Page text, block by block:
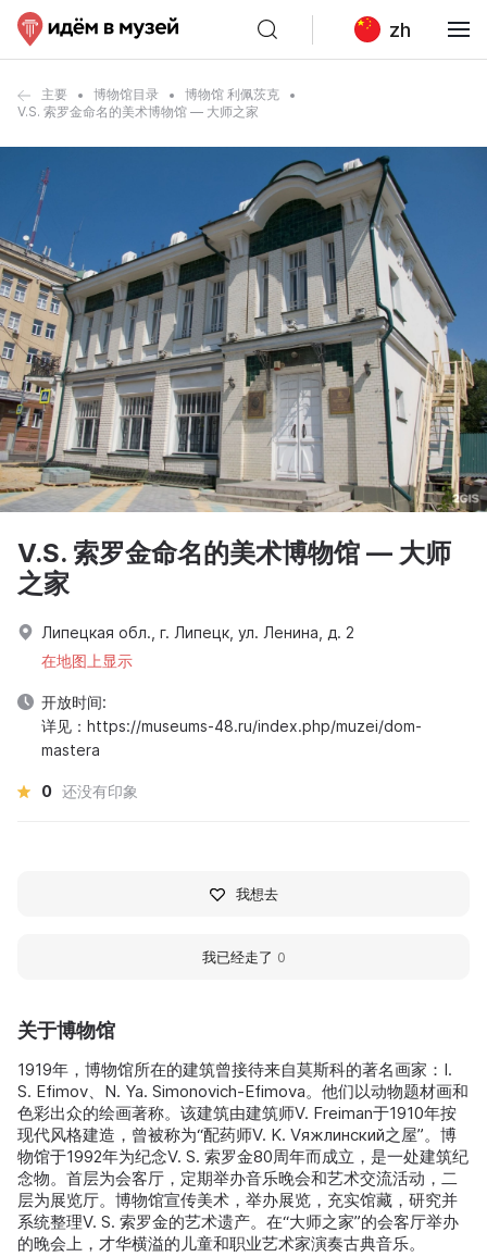
zh
主要 博物馆目录
博物馆 利佩茨克
V.S. 索罗金命名的美术博物馆 — 大师之家
关于博物馆
1919年，博物馆所在的建筑曾接待来自莫斯科的著名画家：I.
S. Efimov、N. Ya. Simonovich-Efimova。他们以动物题材画和
色彩出众的绘画著称。该建筑由建筑师V. Freiman于1910年按
现代风格建造，曾被称为“配药师V. K. Vяжлинский之屋”。博
物馆于1992年为纪念V. S. 索罗金80周年而成立，是一处建筑纪
念物。首层为会客厅，定期举办音乐晚会和艺术交流活动，二
层为展览厅。博物馆宣传美术，举办展览，充实馆藏，研究并
系统整理V. S. 索罗金的艺术遗产。在“大师之家”的会客厅举办
的晚会上，才华横溢的儿童和职业艺术家演奏古典音乐。
V.S. 索罗金命名的美术博物馆 — 大师
之家
Липецкая обл., г. Липецк, ул. Ленина, д. 2
在地图上显示
开放时间:
详见：https://museums-48.ru/index.php/muzei/dom-
mastera
0 还没有印象
我想去
我已经走了 0